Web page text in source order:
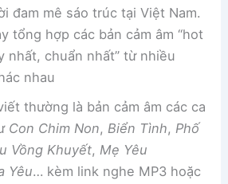
đam mê sáo trúc tại Việt Nam.
tổng hợp các bản cảm âm “hot
nhất, chuẩn nhất” từ nhiều
nhau
thường là bản cảm âm các ca
Con Chim Non, Biển Tình, Phố
Vồng Khuyết, Mẹ Yêu
Yêu… kèm link nghe MP3 hoặc